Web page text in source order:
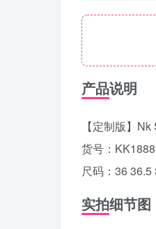
产品说明
【定制版】
货号：
尺码：36
实拍细节图